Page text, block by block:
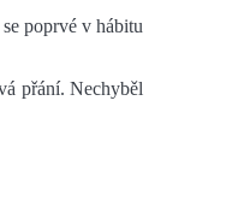
poprvé v hábitu
přání. Nechyběl